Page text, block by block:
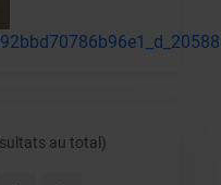
au total)